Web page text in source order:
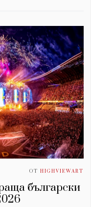
ОТ HIGHVIEWART
български